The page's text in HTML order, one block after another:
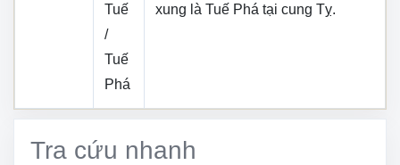
Tuế
/
Tuế
Phá
xung là Tuế Phá tại cung Tỵ.
Tra cứu nhanh